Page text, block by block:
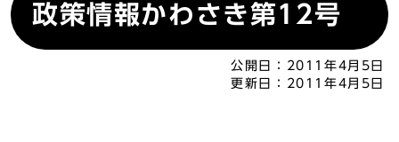
政策情報かわさき第12号
公開日：
2011年4月5日
更新日：
2011年4月5日